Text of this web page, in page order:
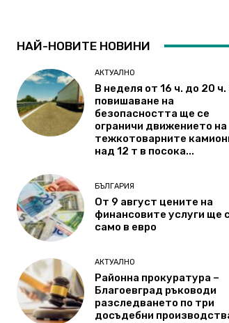
НАЙ-НОВИТЕ НОВИНИ
АКТУАЛНО
В неделя от 16 ч. до 20 ч.
повишаване на
безопасността ще се
ограничи движението на
тежкотоварните
над 12 т в посока...
БЪЛГАРИЯ
От 9 август цените на
финансовите услуги ще
само в евро
АКТУАЛНО
Районна прокуратура –
Благоевград ръководи
разследването по три
досъдебни